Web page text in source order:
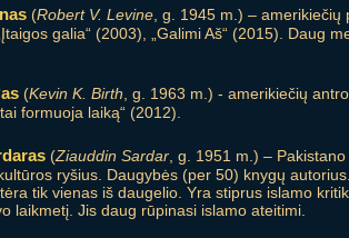
(Robert V. Levine , g. 1945 m.) –
galia“ (2003), „Galimi Aš“ (2015). Daug
(Kevin K. Birth, g. 1963 m.) - amerikiečių
formuoja laiką“ (2012).
(Ziauddin Sardar , g. 1951 m.) –
ryšius. Daugybės (per 50) knygų
tik vienas iš daugelio. Yra stiprus islamo
laikmetį. Jis daug rūpinasi islamo ateitimi.